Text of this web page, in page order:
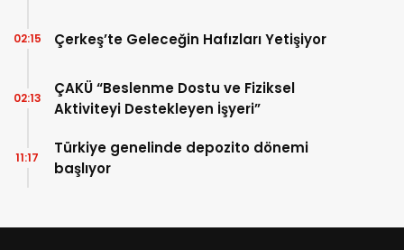
Çerkeş’te Geleceğin Hafızları Yetişiyor
02:15
ÇAKÜ “Beslenme Dostu ve Fiziksel
Aktiviteyi Destekleyen İşyeri”
02:13
Türkiye genelinde depozito dönemi
başlıyor
11:17